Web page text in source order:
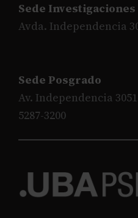
Sede Investigaciones
Avda. Independencia
Sede Posgrado
Av. Independencia 3051
5287-3200